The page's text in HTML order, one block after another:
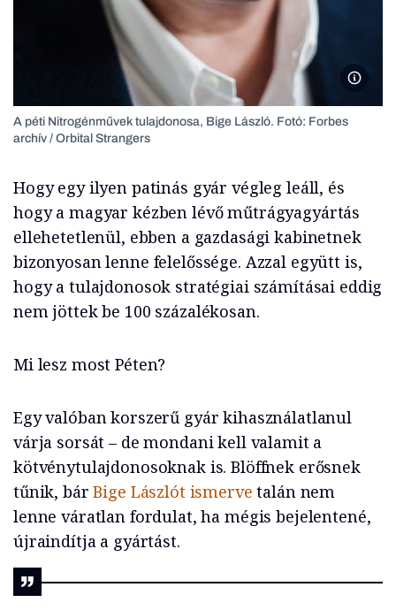
A péti Nitrogénművek tulajdonosa, Bige László. Fotó: Forbes
archív / Orbital Strangers
Hogy egy ilyen patinás gyár végleg leáll, és
hogy a magyar kézben lévő műtrágyagyártás
ellehetetlenül, ebben a gazdasági kabinetnek
bizonyosan lenne felelőssége. Azzal együtt is,
hogy a tulajdonosok stratégiai számításai eddig
nem jöttek be 100 százalékosan.
Mi lesz most Péten?
Egy valóban korszerű gyár kihasználatlanul
várja sorsát – de mondani kell valamit a
kötvénytulajdonosoknak is. Blöffnek erősnek
tűnik, bárBige Lászlót ismervetalán nem
lenne váratlan fordulat, ha mégis bejelentené,
újraindítja a gyártást.